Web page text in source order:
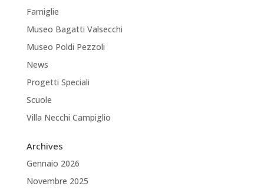
Famiglie
Museo Bagatti Valsecchi
Museo Poldi Pezzoli
News
Progetti Speciali
Scuole
Villa Necchi Campiglio
Archives
Gennaio 2026
Novembre 2025